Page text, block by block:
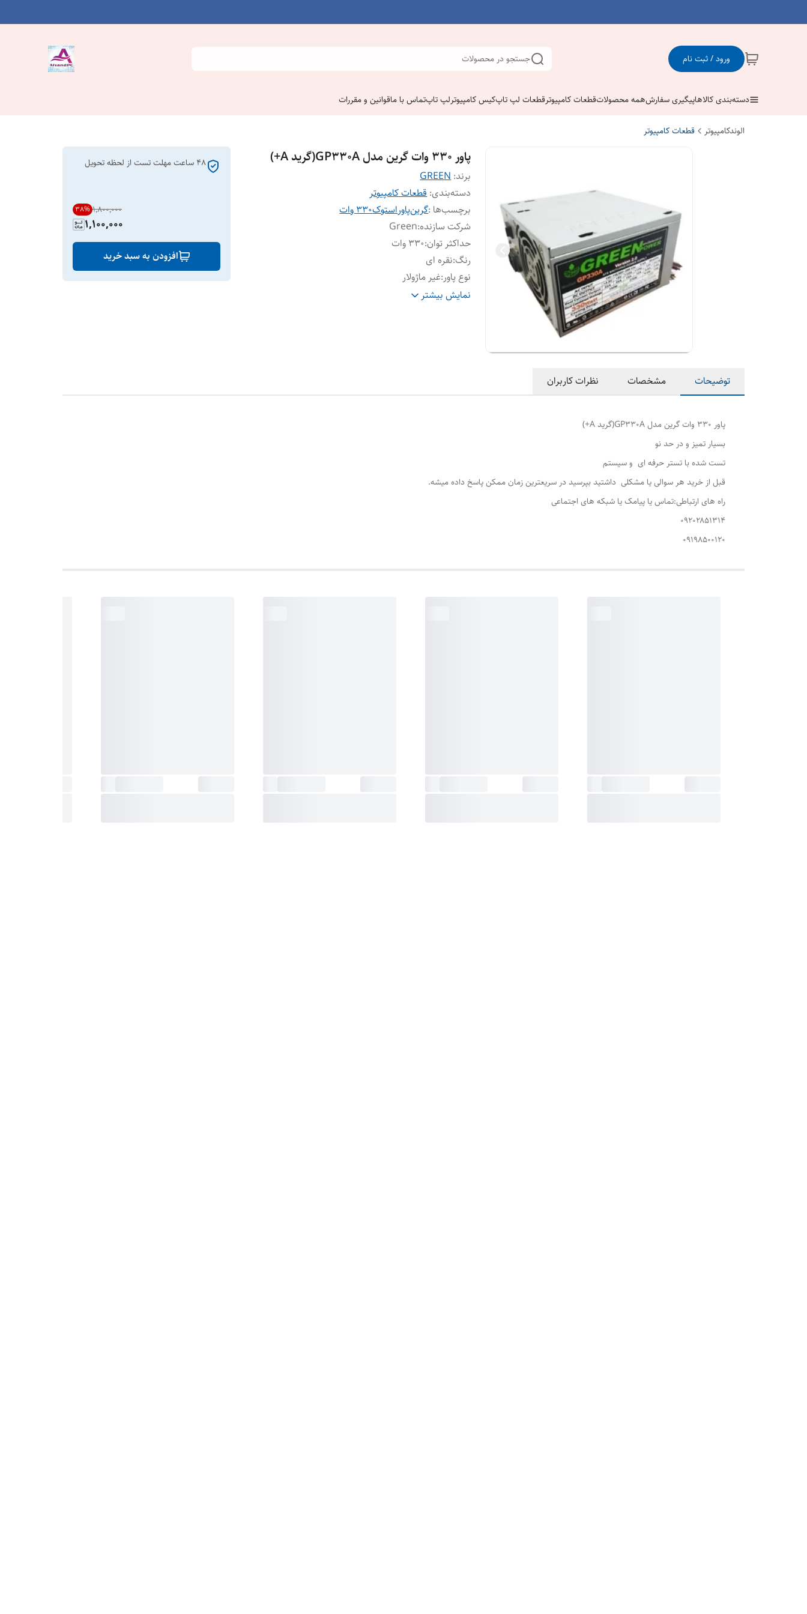
ورود / ثبت نام جستجو در محصولات
دسته‌بندی کالاهاپیگیری سفارشهمه محصولاتقطعات کامپیوترقطعات لپ تاپکیس کامپیوترلپ تاپتماس با ماقوانین و مقررات
الوندکامپیوتر قطعات کامپیوتر
پاور ۳۳۰ وات گرین مدل GP330A(گرید A+)
برند:GREEN
دسته‌بندی:قطعات کامپیوتر
برچسب‌ها :گرینپاوراستوک۳۳۰ وات
شرکت سازنده:
Green
حداکثر توان:۳۳۰ وات
رنگ:نقره ای
نوع پاور:غیر ماژولار
۸ پین گرافیک
:ندارد نمایش بیشتر
48 ساعت مهلت تست از لحظه تحویل
۱٬۸۰۰٬۰۰۰ 38%
1,100,000
افزودن به سبد خرید
توضیحات مشخصات نظرات کاربران
پاور ۳۳۰ وات گرین مدل GP330A(گرید A+)
بسیار تمیز و در حد نو
تست شده با تستر حرفه ای و سیستم
قبل از خرید هر سوالی یا مشکلی داشتید بپرسید در سریعترین زمان ممکن پاسخ داده میشه.
راه های ارتباطی:تماس یا پیامک یا شبکه های اجتماعی
۰۹۲۰۲۸۵۱۳۱۴
۰۹۱۹۸۵۰۰۱۲۰